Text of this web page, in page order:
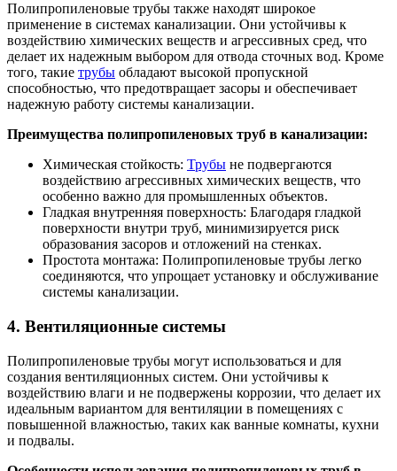
Полипропиленовые трубы также находят широкое
применение в системах канализации. Они устойчивы к
воздействию химических веществ и агрессивных сред, что
делает их надежным выбором для отвода сточных вод. Кроме
того, такие трубы обладают высокой пропускной
способностью, что предотвращает засоры и обеспечивает
надежную работу системы канализации.
Преимущества полипропиленовых труб в канализации:
Химическая стойкость: Трубы не подвергаются
воздействию агрессивных химических веществ, что
особенно важно для промышленных объектов.
Гладкая внутренняя поверхность: Благодаря гладкой
поверхности внутри труб, минимизируется риск
образования засоров и отложений на стенках.
Простота монтажа: Полипропиленовые трубы легко
соединяются, что упрощает установку и обслуживание
системы канализации.
4. Вентиляционные системы
Полипропиленовые трубы могут использоваться и для
создания вентиляционных систем. Они устойчивы к
воздействию влаги и не подвержены коррозии, что делает их
идеальным вариантом для вентиляции в помещениях с
повышенной влажностью, таких как ванные комнаты, кухни
и подвалы.